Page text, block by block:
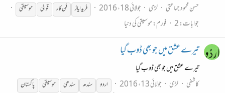
حسن محمود جماعتی
لڑی جولائی 18، 2016 فرید ایاز فن کار قوالی موسیقی
جوابات: 2 فورم:موسیقی کی دنیا
تیرے عشق میں جو بھی ڈوب گیا
تیرے عشق میں جو بھی ڈوب گیا
کاشفی
لڑی جولائی 13، 2016 اردو سندھ سندھی موسیقی
پاکستان